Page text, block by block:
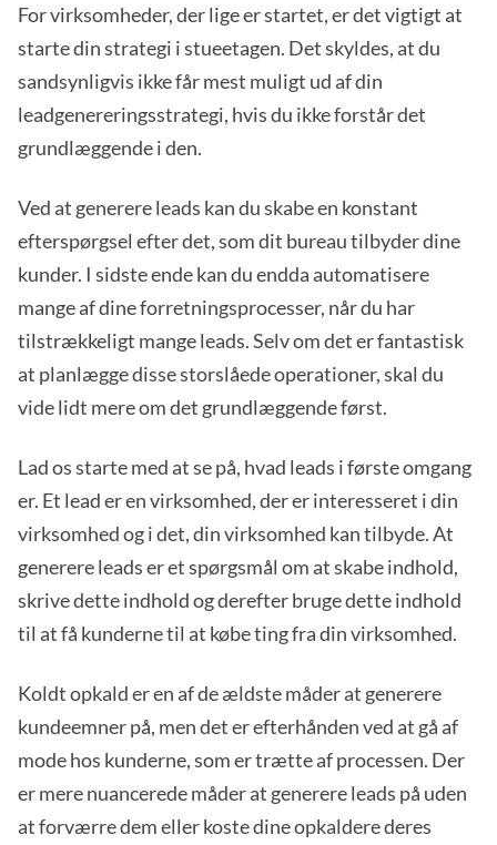
For virksomheder, der lige er startet, er det vigtigt at
starte din strategi i stueetagen. Det skyldes, at du
sandsynligvis ikke får mest muligt ud af din
leadgenereringsstrategi, hvis du ikke forstår det
grundlæggende i den.
Ved at generere leads kan du skabe en konstant
efterspørgsel efter det, som dit bureau tilbyder dine
kunder. I sidste ende kan du endda automatisere
mange af dine forretningsprocesser, når du har
tilstrækkeligt mange leads. Selv om det er fantastisk
at planlægge disse storslåede operationer, skal du
vide lidt mere om det grundlæggende først.
Lad os starte med at se på, hvad leads i første omgang
er. Et lead er en virksomhed, der er interesseret i din
virksomhed og i det, din virksomhed kan tilbyde. At
generere leads er et spørgsmål om at skabe indhold,
skrive dette indhold og derefter bruge dette indhold
til at få kunderne til at købe ting fra din virksomhed.
Koldt opkald er en af de ældste måder at generere
kundeemner på, men det er efterhånden ved at gå af
mode hos kunderne, som er trætte af processen. Der
er mere nuancerede måder at generere leads på uden
at forværre dem eller koste dine opkaldere deres